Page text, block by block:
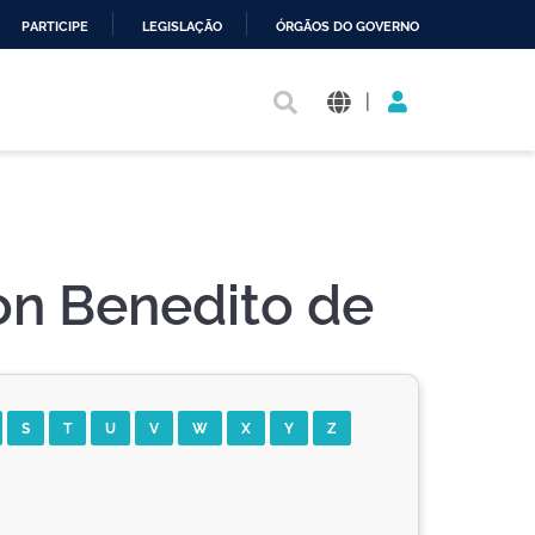
PARTICIPE LEGISLAÇÃO ÓRGÃOS DO GOVERNO
|
Benedito de
S T U V W X Y Z